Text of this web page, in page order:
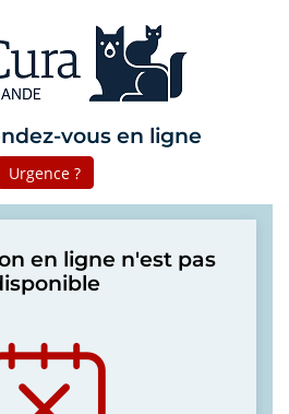
vous en ligne
Urgence ?
en ligne n'est pas